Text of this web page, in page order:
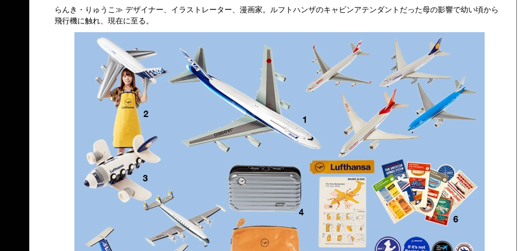
らんき・りゅうこ≫ デザイナー、イラストレーター、漫画家。ルフトハンザのキャビンアテンダントだった母の影響で幼い頃から
飛行機に触れ、現在に至る。